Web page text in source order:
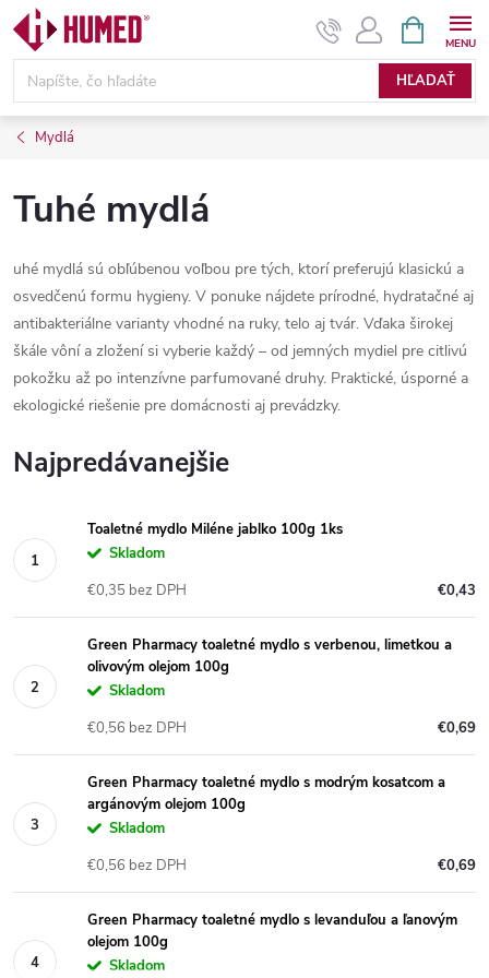
Prejsť
obsah
HĽADAŤ
KOŠÍK
Mydlá
Tuhé mydlá
uhé mydlá sú obľúbenou voľbou pre tých, ktorí preferujú klasickú a
osvedčenú formu hygieny. V ponuke nájdete prírodné, hydratačné aj
antibakteriálne varianty vhodné na ruky, telo aj tvár. Vďaka širokej
škále vôní a zložení si vyberie každý – od jemných mydiel pre citlivú
pokožku až po intenzívne parfumované druhy. Praktické, úsporné a
ekologické riešenie pre domácnosti aj prevádzky.
Najpredávanejšie
Toaletné mydlo Miléne jablko 100g 1ks
Skladom
€0,43
€0,35 bez DPH
Green Pharmacy toaletné mydlo s verbenou, limetkou a
olivovým olejom 100g
Skladom
€0,69
€0,56 bez DPH
Green Pharmacy toaletné mydlo s modrým kosatcom a
argánovým olejom 100g
Skladom
€0,69
€0,56 bez DPH
Green Pharmacy toaletné mydlo s levanduľou a ľanovým
olejom 100g
Skladom